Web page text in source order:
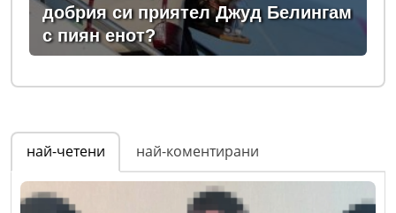
добрия си приятел Джуд Белингам
с пиян енот?
най-четени най-коментирани